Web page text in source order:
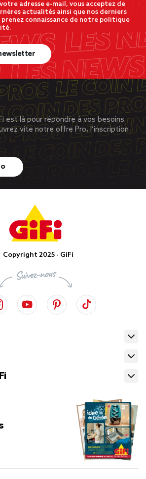
adresse e-mail, vous acceptez de
actualités ainsi que nos derniers
connaissance de notre politique
est là pour répondre à vos besoins
vite notre offre Pro, l’inscription
Copyright 2025 - GiFi